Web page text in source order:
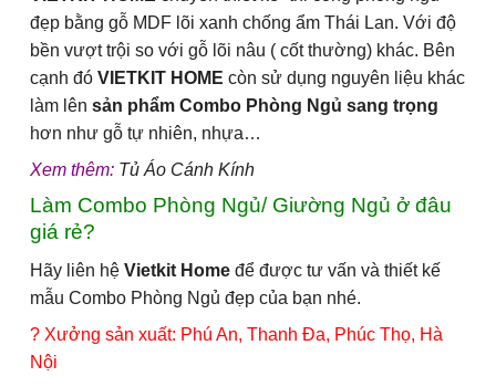
đẹp bằng gỗ MDF lõi xanh chống ẩm Thái Lan. Với độ
bền vượt trội so với gỗ lõi nâu ( cốt thường) khác. Bên
cạnh đó VIETKIT HOME còn sử dụng nguyên liệu khác
làm lên sản phẩm Combo Phòng Ngủ sang trọng
hơn như gỗ tự nhiên, nhựa…
Xem thêm: Tủ Áo Cánh Kính
Làm Combo Phòng Ngủ/ Giường Ngủ ở đâu
giá rẻ?
Hãy liên hệ Vietkit Home để được tư vấn và thiết kế
mẫu Combo Phòng Ngủ đẹp của bạn nhé.
? Xưởng sản xuất: Phú An, Thanh Đa, Phúc Thọ, Hà
Nội